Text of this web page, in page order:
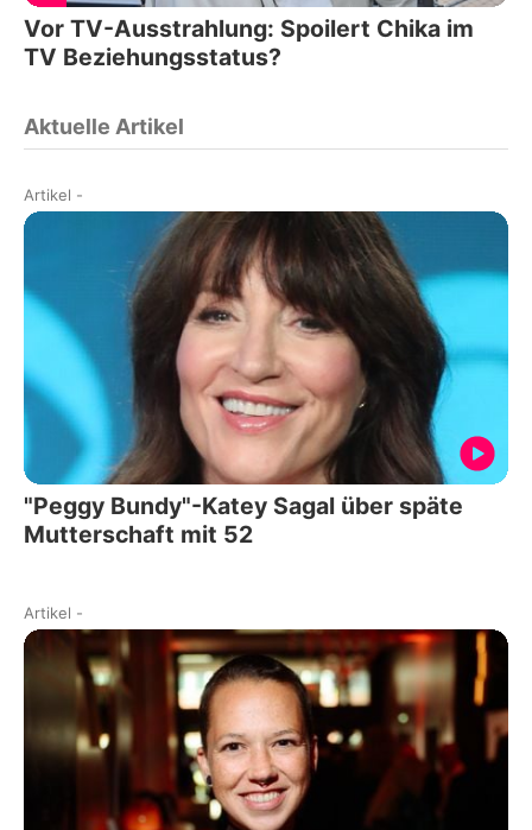
Vor TV-Ausstrahlung: Spoilert Chika im
TV Beziehungsstatus?
Aktuelle Artikel
Artikel -
"Peggy Bundy"-Katey Sagal über späte
Mutterschaft mit 52
Artikel -